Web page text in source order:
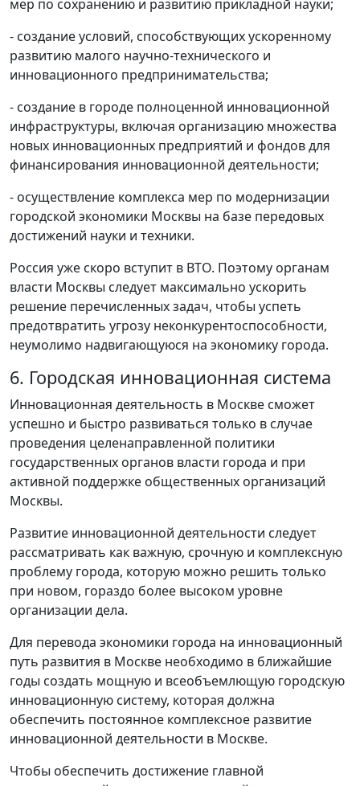
мер по сохранению и развитию прикладной науки;
- создание условий, способствующих ускоренному
развитию малого научно-технического и
инновационного предпринимательства;
- создание в городе полноценной инновационной
инфраструктуры, включая организацию множества
новых инновационных предприятий и фондов для
финансирования инновационной деятельности;
- осуществление комплекса мер по модернизации
городской экономики Москвы на базе передовых
достижений науки и техники.
Россия уже скоро вступит в ВТО. Поэтому органам
власти Москвы следует максимально ускорить
решение перечисленных задач, чтобы успеть
предотвратить угрозу неконкурентоспособности,
неумолимо надвигающуюся на экономику города.
6. Городская инновационная система
Инновационная деятельность в Москве сможет
успешно и быстро развиваться только в случае
проведения целенаправленной политики
государственных органов власти города и при
активной поддержке общественных организаций
Москвы.
Развитие инновационной деятельности следует
рассматривать как важную, срочную и комплексную
проблему города, которую можно решить только
при новом, гораздо более высоком уровне
организации дела.
Для перевода экономики города на инновационный
путь развития в Москве необходимо в ближайшие
годы создать мощную и всеобъемлющую городскую
инновационную систему, которая должна
обеспечить постоянное комплексное развитие
инновационной деятельности в Москве.
Чтобы обеспечить достижение главной